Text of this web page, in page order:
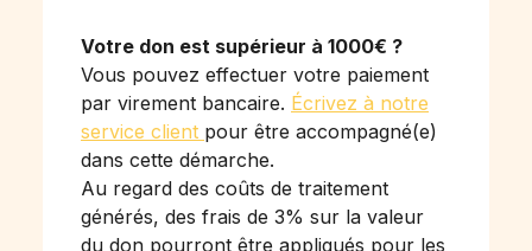
Votre don est supérieur à 1000€ ?
Vous pouvez effectuer votre paiement
par virement bancaire. Écrivez à notre
service client pour être accompagné(e)
dans cette démarche.
Au regard des coûts de traitement
générés, des frais de 3% sur la valeur
du don pourront être appliqués pour les